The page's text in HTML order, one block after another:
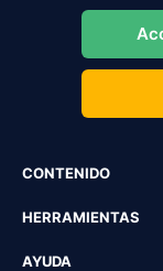
CONTENIDO
HERRAMIENTAS
AYUDA